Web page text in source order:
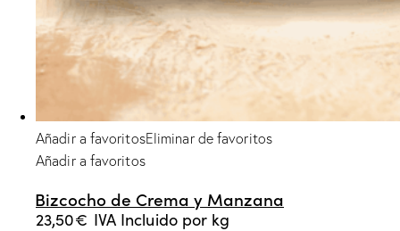
Añadir a favoritosEliminar de favoritos
Añadir a favoritos
Bizcocho de Crema y Manzana
23,50€ IVA Incluidopor kg